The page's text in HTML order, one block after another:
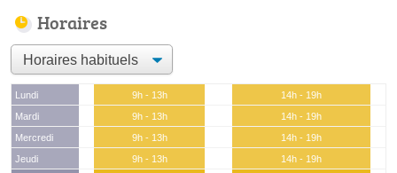
Horaires
Lundi 9h - 13h
14h - 19h
Mardi
9h - 13h
14h - 19h
Mercredi
9h - 13h
14h - 19h
Jeudi
9h - 13h
14h - 19h